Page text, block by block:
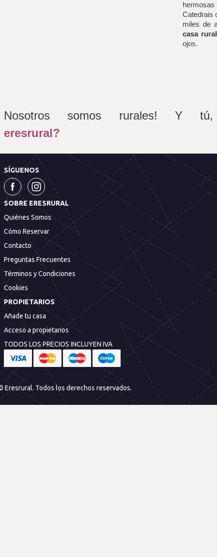
Catedrais
casa
ojos.
eresrural?
SÍGUENOS
SOBRE ERESRURAL
Quiénes Somos
Cómo Reservar
Contacto
Preguntas Frecuentes
Términos y Condiciones
Cookies
PROPIETARIOS
Añade tu casa
Acceso a propietarios
TODOS LOS PRECIOS INCLUYEN IVA
Eresrural. Todos los derechos reservados.